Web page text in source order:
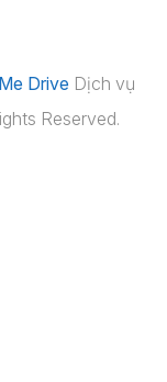
Drive Dịch vụ
Reserved.